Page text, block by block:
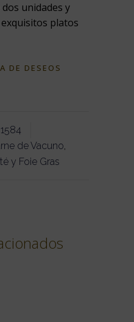
unidades y
platos
DE DESEOS
1584
de Vacuno,
y Foie Gras